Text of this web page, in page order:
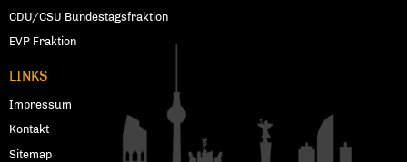
CDU/CSU Bundestagsfraktion
EVP Fraktion
LINKS
Impressum
Kontakt
Sitemap